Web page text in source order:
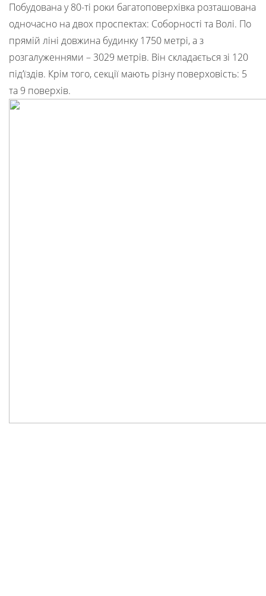
Побудована у 80-ті роки багатоповерхівка розташована
одночасно на двох проспектах: Соборності та Волі. По
прямій ліні довжина будинку 1750 метрі, а з
розгалуженнями – 3029 метрів. Він складається зі 120
під’їздів. Крім того, секції мають різну поверховість: 5
та 9 поверхів.